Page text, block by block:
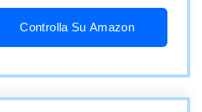
Controlla Su Amazon